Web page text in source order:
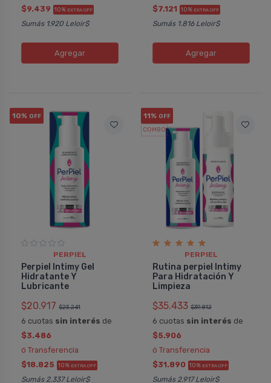
$9.439 10% EXTRA OFF
Sumás 1.920 Leloir$
Agregar
$7.121 10% EXTRA OFF
Sumás 1.816 Leloir$
Agregar
10% OFF
PERPIEL
Perpiel Intimy Gel
Hidratante Y
Lubricante
$20.917 $23.241
6 cuotas sin interés de
$3.486
ó Transferencia
$18.825 10% EXTRA OFF
Sumás 2.337 Leloir$
11% OFF
COMBO
PERPIEL
Rutina perpiel Intimy
Para Hidratación Y
Limpieza
$35.433 $39.812
6 cuotas sin interés de
$5.906
ó Transferencia
$31.890 10% EXTRA OFF
Sumás 2.917 Leloir$